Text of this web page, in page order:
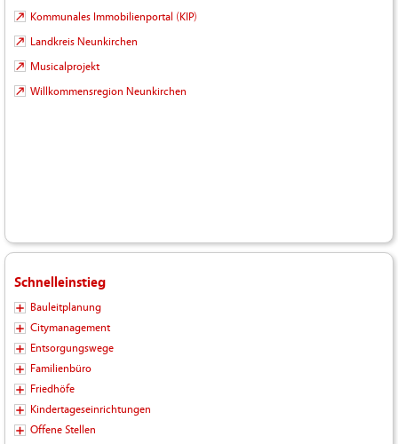
Kommunales Immobilienportal (KIP)
Landkreis Neunkirchen
Musicalprojekt
Willkommensregion Neunkirchen
Schnelleinstieg
Bauleitplanung
Citymanagement
Entsorgungswege
Familienbüro
Friedhöfe
Kindertageseinrichtungen
Offene Stellen